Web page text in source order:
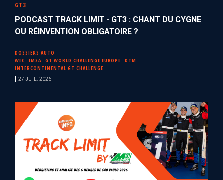
GT3
PODCAST TRACK LIMIT - GT3 : CHANT DU CYGNE
OU RÉINVENTION OBLIGATOIRE ?
DOSSIERS AUTO
WEC
IMSA GT WORLD CHALLENGE EUROPE
DTM
INTERCONTINENTAL GT CHALLENGE
27 JUIL. 2026